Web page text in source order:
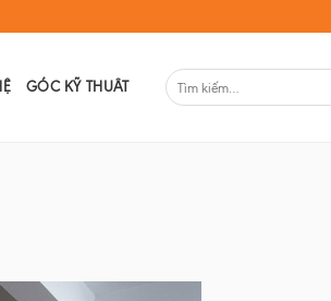
GÓC KỸ THUÂT